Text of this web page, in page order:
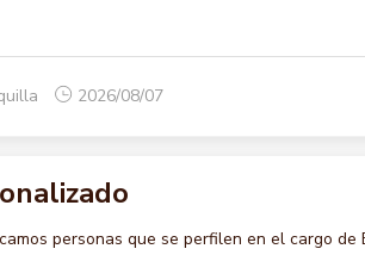
2026/08/07
personas que se perfilen en el cargo de